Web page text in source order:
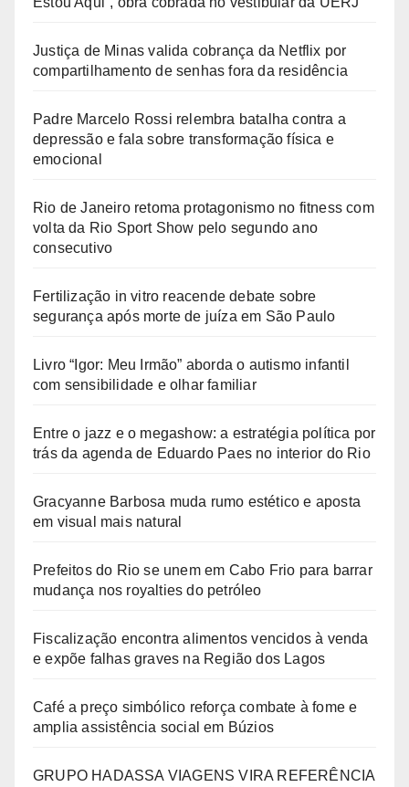
Justiça de Minas valida cobrança da Netflix por
compartilhamento de senhas fora da residência
Padre Marcelo Rossi relembra batalha contra a
depressão e fala sobre transformação física e
emocional
Rio de Janeiro retoma protagonismo no fitness com
volta da Rio Sport Show pelo segundo ano
consecutivo
Fertilização in vitro reacende debate sobre
segurança após morte de juíza em São Paulo
Livro “Igor: Meu Irmão” aborda o autismo infantil
com sensibilidade e olhar familiar
Entre o jazz e o megashow: a estratégia política por
trás da agenda de Eduardo Paes no interior do Rio
Gracyanne Barbosa muda rumo estético e aposta
em visual mais natural
Prefeitos do Rio se unem em Cabo Frio para barrar
mudança nos royalties do petróleo
Fiscalização encontra alimentos vencidos à venda
e expõe falhas graves na Região dos Lagos
Café a preço simbólico reforça combate à fome e
amplia assistência social em Búzios
GRUPO HADASSA VIAGENS VIRA REFERÊNCIA